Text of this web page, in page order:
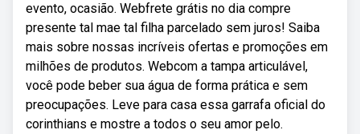
evento, ocasião. Webfrete grátis no dia compre
presente tal mae tal filha parcelado sem juros! Saiba
mais sobre nossas incríveis ofertas e promoções em
milhões de produtos. Webcom a tampa articulável,
você pode beber sua água de forma prática e sem
preocupações. Leve para casa essa garrafa oficial do
corinthians e mostre a todos o seu amor pelo.